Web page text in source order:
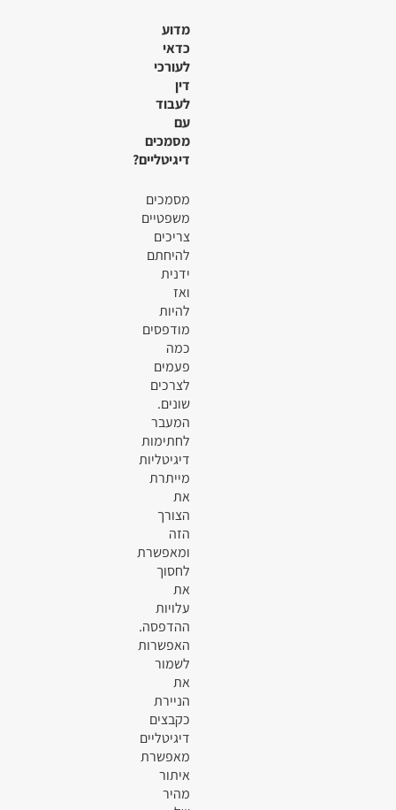
מדוע
כדאי
לעורכי
דין
לעבוד
עם
מסמכים
דיגיטליים?
מסמכים
משפטיים
צריכים
להיחתם
ידנית
ואז
להיות
מודפסים
כמה
פעמים
לצרכים
שונים.
המעבר
לחתימות
דיגיטליות
מייתרת
את
הצורך
הזה
ומאפשרת
לחסוך
את
עלויות
ההדפסה.
האפשרות
לשמור
את
הניירת
כקבצים
דיגיטליים
מאפשרת
איתור
מהיר